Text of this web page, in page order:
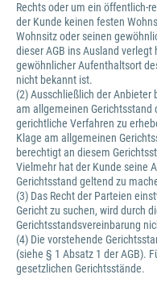
Rechts oder um ein öffentlich-
der Kunde keinen festen
Wohnsitz oder seinen
dieser AGB ins Ausland
gewöhnlicher Aufenthaltsort
nicht bekannt ist.
(2) Ausschließlich der Anbieter
am allgemeinen Gerichtsstand
gerichtliche Verfahren zu
Klage am allgemeinen
berechtigt an diesem
Vielmehr hat der Kunde seine
Gerichtsstand geltend zu
(3) Das Recht der Parteien
Gericht zu suchen, wird durch
Gerichtsstandsvereinbarung
(4) Die vorstehende
(siehe § 1 Absatz 1 der AGB).
gesetzlichen Gerichtsstände.